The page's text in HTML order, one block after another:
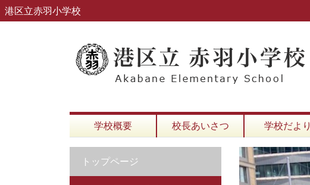
港区立赤羽小学校
学校概要 校長あいさつ 学校だより
トップページ